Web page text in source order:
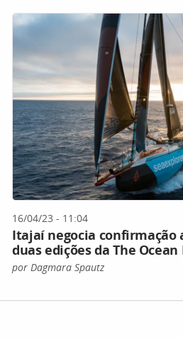
16/04/23 - 11:04
Itajaí negocia confirmação
duas edições da The Ocean
por Dagmara Spautz